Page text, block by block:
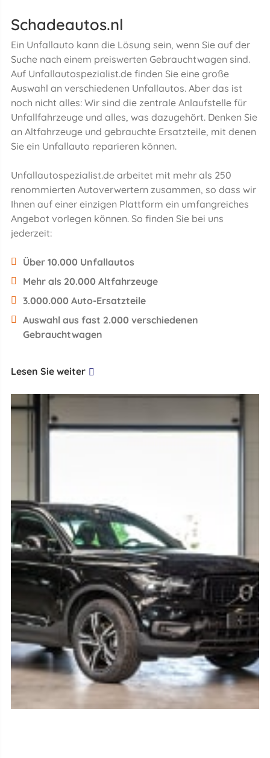
Schadeautos.nl
Ein Unfallauto kann die Lösung sein, wenn Sie auf der
Suche nach einem preiswerten Gebrauchtwagen sind.
Auf Unfallautospezialist.de finden Sie eine große
Auswahl an verschiedenen Unfallautos. Aber das ist
noch nicht alles: Wir sind die zentrale Anlaufstelle für
Unfallfahrzeuge und alles, was dazugehört. Denken Sie
an Altfahrzeuge und gebrauchte Ersatzteile, mit denen
Sie ein Unfallauto reparieren können.
Unfallautospezialist.de arbeitet mit mehr als 250
renommierten Autoverwertern zusammen, so dass wir
Ihnen auf einer einzigen Plattform ein umfangreiches
Angebot vorlegen können. So finden Sie bei uns
jederzeit:
Über 10.000 Unfallautos
Mehr als 20.000 Altfahrzeuge
3.000.000 Auto-Ersatzteile
Auswahl aus fast 2.000 verschiedenen
Gebrauchtwagen
Lesen Sie weiter